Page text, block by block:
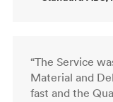
“The Service
Material and
fast and the